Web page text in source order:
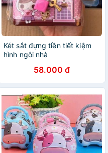
Két sắt đựng tiền tiết kiệm
hình ngôi nhà
58.000 đ